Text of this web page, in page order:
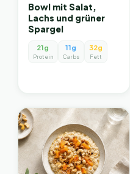
Bowl mit Salat,
Lachs und grüner
Spargel
21g
Protein
11g
Carbs
32g
Fett